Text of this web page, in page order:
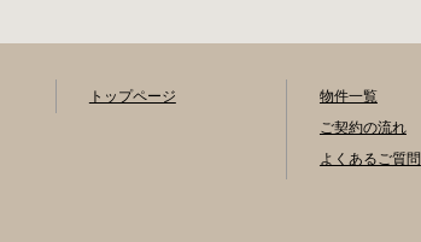
トップページ
物件一覧
ご契約の流れ
よくあるご質問